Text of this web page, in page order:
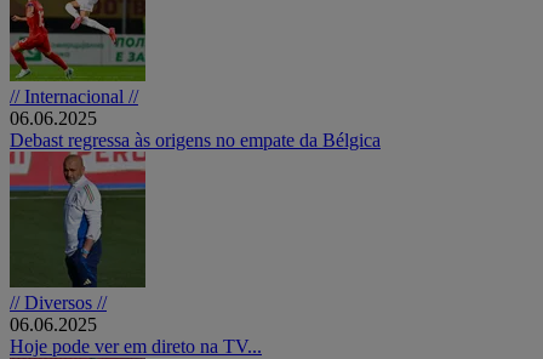
// Internacional //
06.06.2025
Debast regressa às origens no empate da Bélgica
// Diversos //
06.06.2025
Hoje pode ver em direto na TV...